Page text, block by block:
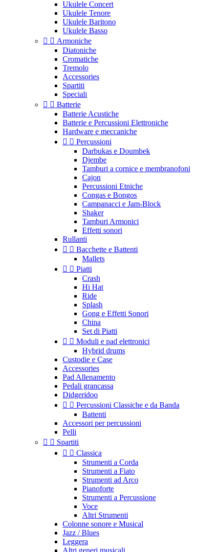
Ukulele Concert
Ukulele Tenore
Ukulele Baritono
Ukulele Basso
  Armoniche
Diatoniche
Cromatiche
Tremolo
Accessories
Spartiti
Speciali
  Batterie
Batterie Acustiche
Batterie e Percussioni Elettroniche
Hardware e meccaniche
  Percussioni
Darbukas e Doumbek
Djembe
Tamburi a cornice e membranofoni
Cajon
Percussioni Etniche
Congas e Bongos
Campanacci e Jam-Block
Shaker
Tamburi Armonici
Effetti sonori
Rullanti
  Bacchette e Battenti
Mallets
  Piatti
Crash
Hi Hat
Ride
Splash
Gong e Effetti Sonori
China
Set di Piatti
  Moduli e pad elettronici
Hybrid drums
Custodie e Case
Accessories
Pad Allenamento
Pedali grancassa
Didgeridoo
  Percussioni Classiche e da Banda
Battenti
Accessori per percussioni
Pelli
  Spartiti
  Classica
Strumenti a Corda
Strumenti a Fiato
Strumenti ad Arco
Pianoforte
Strumenti a Percussione
Voce
Altri Strumenti
Colonne sonore e Musical
Jazz / Blues
Leggera
Altri generi musicali